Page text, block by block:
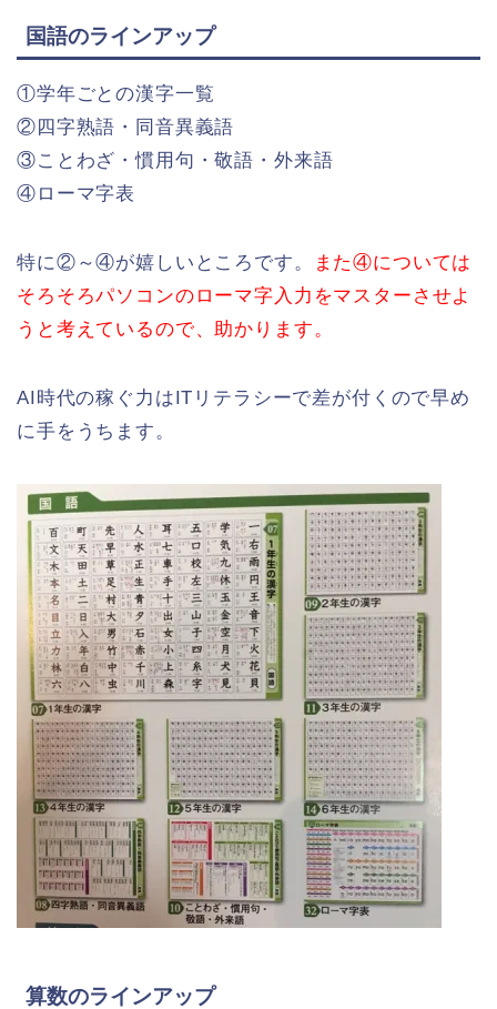
国語のラインアップ
①学年ごとの漢字一覧
②四字熟語・同音異義語
③ことわざ・慣用句・敬語・外来語
④ローマ字表
特に②～④が嬉しいところです。
また④については
そろそろパソコンのローマ字入力をマスターさせよ
うと考えているので、助かります。
AI時代の稼ぐ力はITリテラシーで差が付くので早め
に手をうちます。
算数のラインアップ